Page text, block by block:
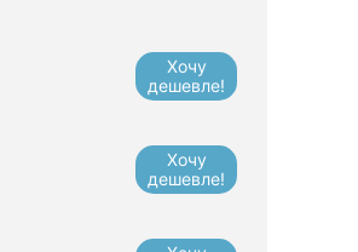
Хочу
дешевле!
Хочу
дешевле!